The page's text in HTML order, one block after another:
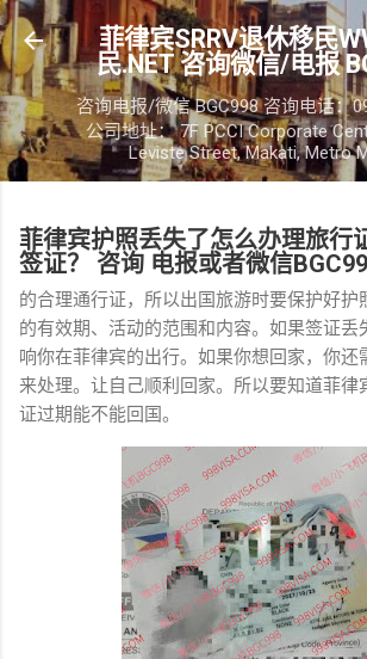
跳至主要内容
菲律宾SRRV退休移民
民.NET 咨询微信/电报
咨询电报/微信 BGC998 咨询电话：
公司地址： 7F PCCI Corporate
Leviste Street, Makati, Metro
菲律宾护照丢失了怎么办理旅行
签证？ 咨询 电报或者微信
的合理通行证，所以出国旅游时要保护好护
的有效期、活动的范围和内容。如果签证丢
响你在菲律宾的出行。如果你想回家，你还
来处理。让自己顺利回家。所以要知道菲律
证过期能不能回国。